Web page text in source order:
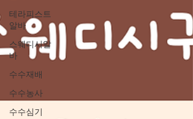
테라피스트
알바
스웨디시알
바
수수재배
수수농사
수수심기